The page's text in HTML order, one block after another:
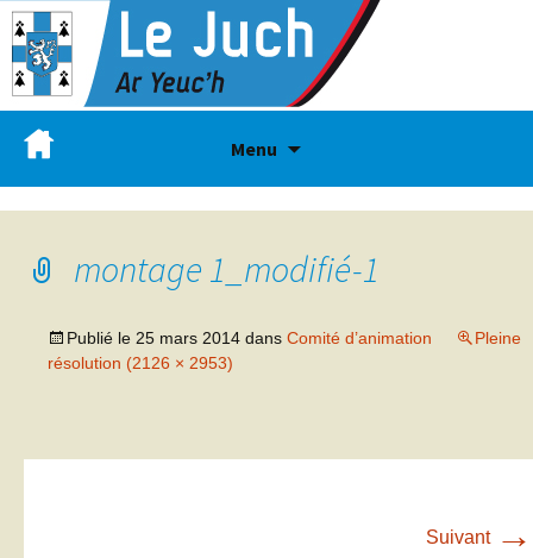
Menu
montage 1_modifié-1
Publié le 25 mars 2014 dans Comité d’animation
Pleine
résolution (2126 × 2953)
Suivant →